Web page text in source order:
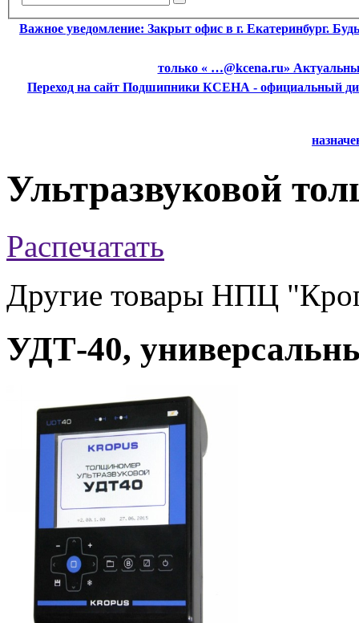
Важное уведомление: Закрыт офис в г. Екатеринбург.
только « …@kcena.ru»
Переход на сайт Подшипники КСЕНА - официальный
Ультразвуковой
Распечатать
Другие товары НПЦ
УДТ-40,